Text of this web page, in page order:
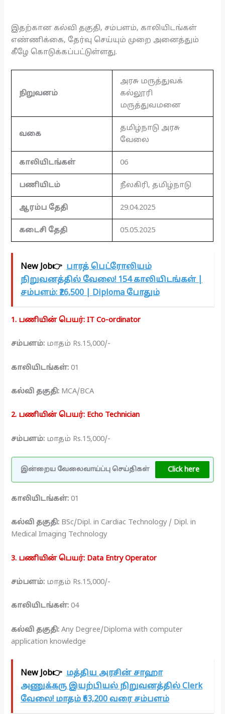
இதற்கான கல்வி தகுதி, சம்பளம், காலியிடங்கள்
எண்ணிக்கை, தேர்வு செய்யும் முறை அனைத்தும்
கீழே கொடுக்கப்பட்டுள்ளது.
நிறுவனம்
அரசு மருத்துவக்
கல்லூரி
மருத்துவமனை
வகை
தமிழ்நாடு அரசு
வேலை
காலியிடங்கள் 06
பணியிடம் நீலகிரி, தமிழ்நாடு
ஆரம்ப தேதி 29.04.2025
கடைசி தேதி 05.05.2025
New Job👉 பாரத் பெட்ரோலியம்
நிறுவனத்தில் வேலை! 154 காலியிடங்கள் |
சம்பளம்: ₹26,500 | Diploma போதும்
1. பணியின் பெயர்: IT Co-ordinator
சம்பளம்: மாதம் Rs.15,000/-
காலியிடங்கள்: 01
கல்வி தகுதி: MCA/BCA
2. பணியின் பெயர்: Echo Technician
சம்பளம்: மாதம் Rs.15,000/-
இன்றைய வேலைவாய்ப்பு செய்திகள் Click here
காலியிடங்கள்: 01
கல்வி தகுதி: BSc/Dipl. in Cardiac Technology / Dipl. in
Medical Imaging Technology
3. பணியின் பெயர்: Data Entry Operator
சம்பளம்: மாதம் Rs.15,000/-
காலியிடங்கள்: 04
கல்வி தகுதி: Any Degree/Diploma with computer
application knowledge
New Job👉 மத்திய அரசின் சாஹா
அணுக்கரு இயற்பியல் நிறுவனத்தில் Clerk
வேலை! மாதம் ₹63,200 வரை சம்பளம்